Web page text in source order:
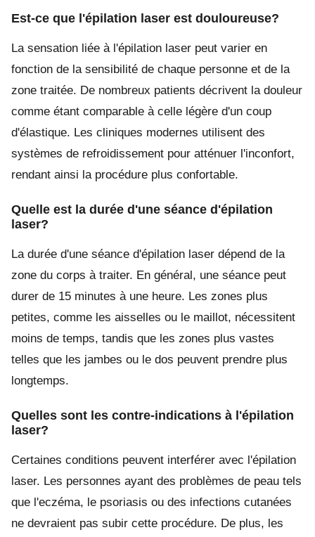
Est-ce que l'épilation laser est douloureuse?
La sensation liée à l'épilation laser peut varier en
fonction de la sensibilité de chaque personne et de la
zone traitée. De nombreux patients décrivent la douleur
comme étant comparable à celle légère d'un coup
d'élastique. Les cliniques modernes utilisent des
systèmes de refroidissement pour atténuer l'inconfort,
rendant ainsi la procédure plus confortable.
Quelle est la durée d'une séance d'épilation
laser?
La durée d'une séance d'épilation laser dépend de la
zone du corps à traiter. En général, une séance peut
durer de 15 minutes à une heure. Les zones plus
petites, comme les aisselles ou le maillot, nécessitent
moins de temps, tandis que les zones plus vastes
telles que les jambes ou le dos peuvent prendre plus
longtemps.
Quelles sont les contre-indications à l'épilation
laser?
Certaines conditions peuvent interférer avec l'épilation
laser. Les personnes ayant des problèmes de peau tels
que l'eczéma, le psoriasis ou des infections cutanées
ne devraient pas subir cette procédure. De plus, les